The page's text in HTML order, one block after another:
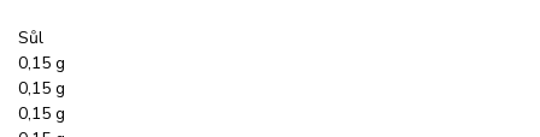
Sůl
0,15 g
0,15 g
0,15 g